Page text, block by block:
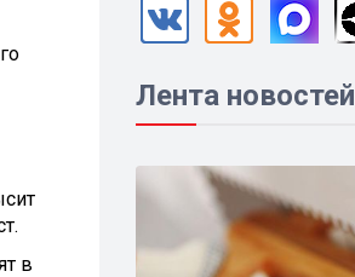
в
Лента новостей